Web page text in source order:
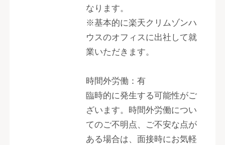
なります。
※基本的に楽天クリムゾンハ
ウスのオフィスに出社して就
業いただきます。
時間外労働：有
臨時的に発生する可能性がご
ざいます。時間外労働につい
てのご不明点、ご不安な点が
ある場合は、面接時にお気軽